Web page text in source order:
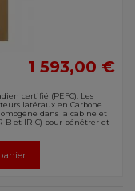
1 593,00 €
certifié (PEFC). Les
latéraux en Carbone
dans la cabine et
B et IR-C) pour pénétrer et